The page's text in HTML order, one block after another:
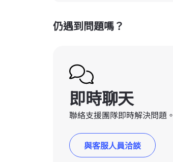
仍遇到問題嗎？
即時聊天
聯絡支援團隊即時解決問題。
與客服人員洽談